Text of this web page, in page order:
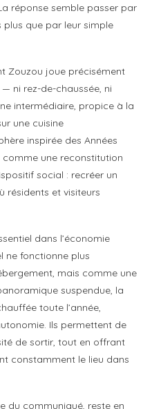
réponse semble passer par
que par leur simple
Zouzou joue précisément
ni rez-de-chaussée, ni
intermédiaire, propice à la
une cuisine
inspirée des Années
une reconstitution
social : recréer un
résidents et visiteurs
dans l’économie
ne fonctionne plus
mais comme une
suspendue, la
toute l’année,
Ils permettent de
de sortir, tout en offrant
constamment le lieu dans
du communiqué, reste en